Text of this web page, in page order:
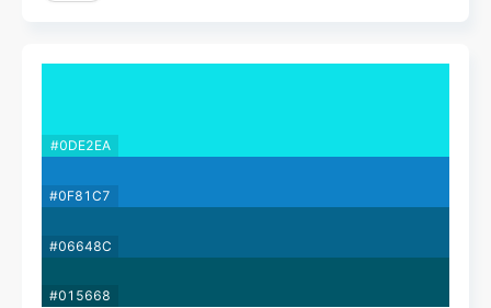
#0DE2EA
#0F81C7
#06648C
#015668